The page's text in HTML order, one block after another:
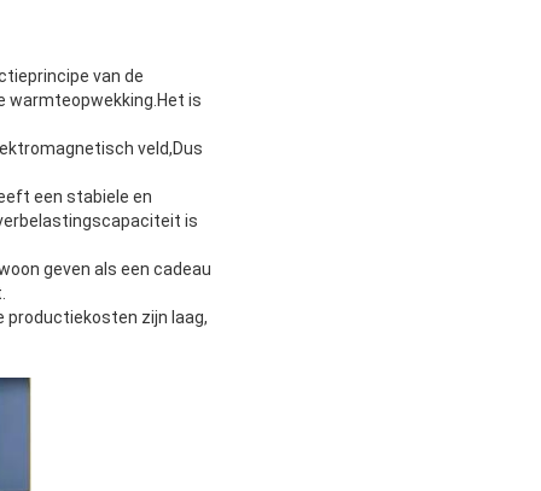
van de
is
veld,Dus
een stabiele en
is
geven als een cadeau
productiekosten zijn laag,